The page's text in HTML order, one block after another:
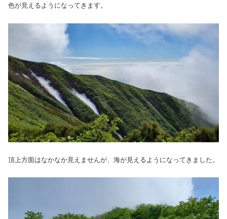
色が見えるようになってきます。
頂上方面はなかなか見えませんが、海が見えるようになってきました。